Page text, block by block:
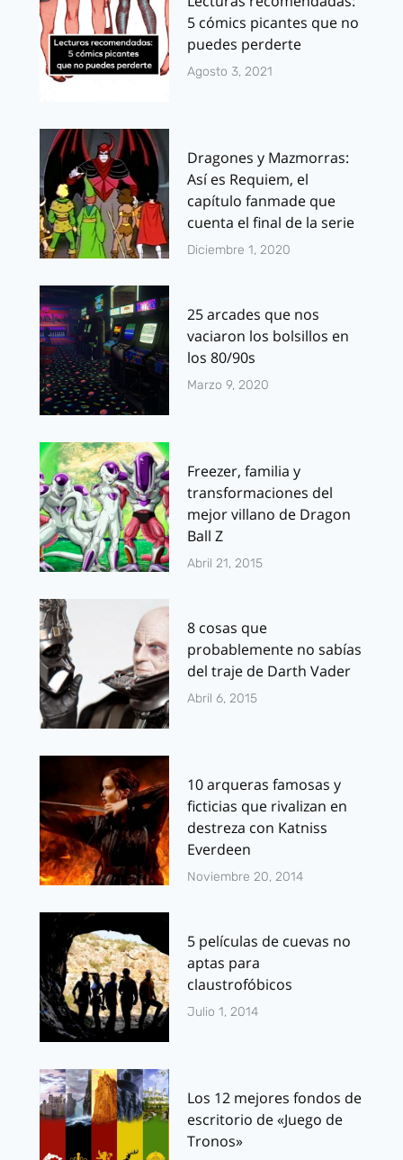
5 cómics picantes que no
puedes perderte
Agosto 3, 2021
Dragones y Mazmorras:
Así es Requiem, el
capítulo fanmade que
cuenta el final de la serie
Diciembre 1, 2020
25 arcades que nos
vaciaron los bolsillos en
los 80/90s
Marzo 9, 2020
Freezer, familia y
transformaciones del
mejor villano de Dragon
Ball Z
Abril 21, 2015
8 cosas que
probablemente no sabías
del traje de Darth Vader
Abril 6, 2015
10 arqueras famosas y
ficticias que rivalizan en
destreza con Katniss
Everdeen
Noviembre 20, 2014
5 películas de cuevas no
aptas para
claustrofóbicos
Julio 1, 2014
Los 12 mejores fondos de
escritorio de «Juego de
Tronos»